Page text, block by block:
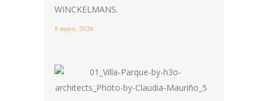
WINCKELMANS.
8 mayo, 2026